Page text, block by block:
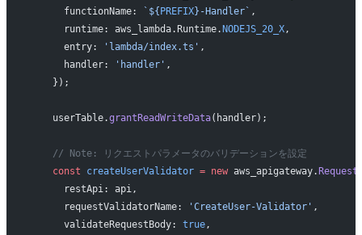
      functionName:
`${PREFIX}-Handler` ,
      runtime: aws_lambda.Runtime.
NODEJS_20_X,
      entry:
'lambda/index.ts' ,
      handler:
'handler' ,
    });
    userTable.
grantReadWriteData(handler);
    // Note: リクエストパラメータのバリデーションを設定
    const
createUserValidator = new aws_apigateway.
      restApi: api,
      requestValidatorName:
'CreateUser-Validator' ,
      validateRequestBody:
true,